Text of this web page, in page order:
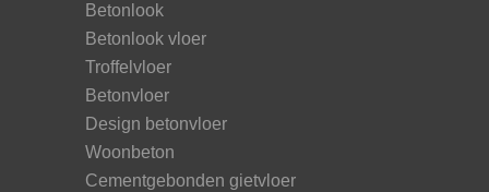
Betonlook
Betonlook vloer
Troffelvloer
Betonvloer
Design betonvloer
Woonbeton
Cementgebonden gietvloer